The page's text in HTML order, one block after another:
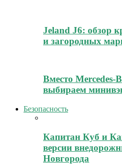
Jeland J6: обзор
и загородных
Вместо Mercedes-
выбираем
Безопасность
Капитан Куб и
версии
Новгорода